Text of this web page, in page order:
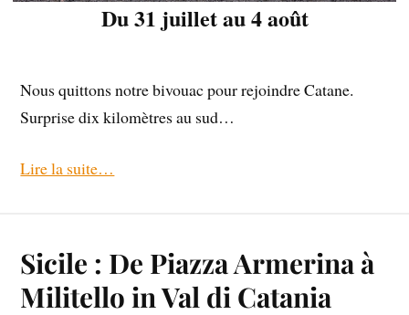
Du 31 juillet au 4 août
Nous quittons notre bivouac pour rejoindre Catane.
Surprise dix kilomètres au sud…
Lire la suite…
Sicile : De Piazza Armerina à
Militello in Val di Catania